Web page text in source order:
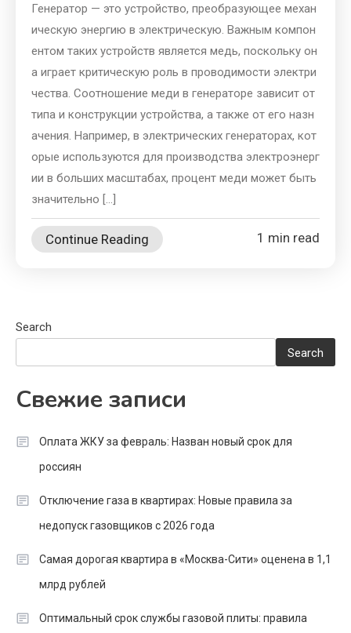
Генератор — это устройство, преобразующее механ
ическую энергию в электрическую. Важным компон
ентом таких устройств является медь, поскольку он
а играет критическую роль в проводимости электри
чества. Соотношение меди в генераторе зависит от
типа и конструкции устройства, а также от его назн
ачения. Например, в электрических генераторах, кот
орые используются для производства электроэнерг
ии в больших масштабах, процент меди может быть
значительно […]
Continue Reading 1 min read
Search
Search
Свежие записи
Оплата ЖКУ за февраль: Назван новый срок для
россиян
Отключение газа в квартирах: Новые правила за
недопуск газовщиков с 2026 года
Самая дорогая квартира в «Москва-Сити» оценена в 1,1
млрд рублей
Оптимальный срок службы газовой плиты: правила